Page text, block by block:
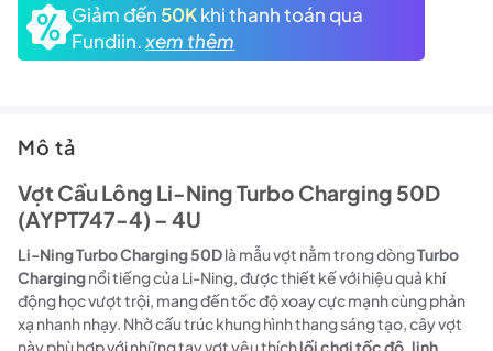
Giảm đến 50Kkhi thanh toán qua
Fundiin.xem thêm
Mô tả
Vợt Cầu Lông Li-Ning Turbo Charging 50D
(AYPT747-4) – 4U
Li-Ning Turbo Charging 50Dlà mẫu vợt nằm trong dòngTurbo
Chargingnổi tiếng của Li-Ning, được thiết kế với hiệu quả khí
động học vượt trội, mang đến tốc độ xoay cực mạnh cùng phản
xạ nhanh nhạy. Nhờ cấu trúc khung hình thang sáng tạo, cây vợt
này phù hợp với những tay vợt yêu thíchlối chơi tốc độ, linh